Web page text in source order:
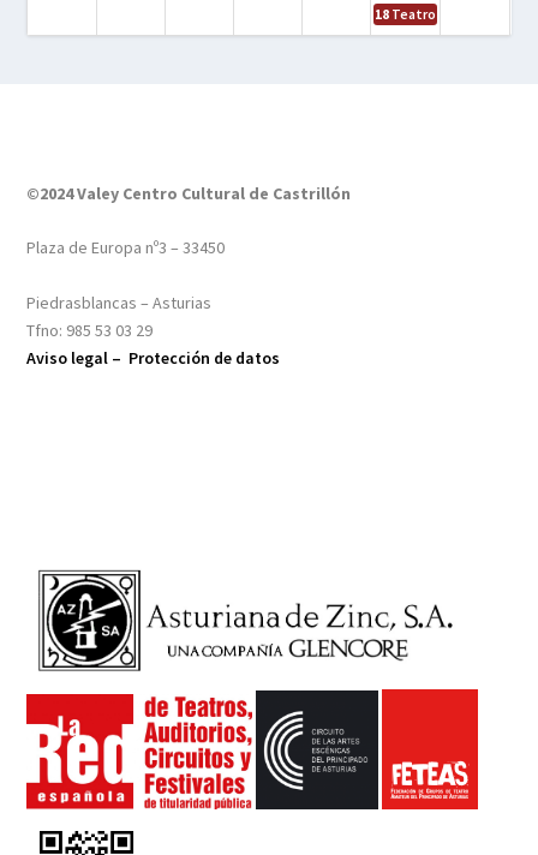
18 Teatro – Tres
©2024 Valey Centro Cultural de Castrillón
Plaza de Europa nº3 – 33450
Piedrasblancas – Asturias
Tfno: 985 53 03 29
Aviso legal – Protección de datos